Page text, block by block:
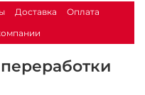
Доставка
Оплата